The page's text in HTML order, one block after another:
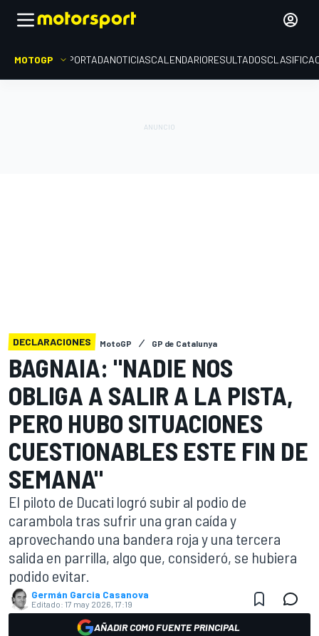
MOTOGP PORTADANOTICIASCALENDARIORESULTADOS
DECLARACIONES MotoGP GP de Catalunya
BAGNAIA: "NADIE NOS
OBLIGA A SALIR A LA PISTA,
PERO HUBO SITUACIONES
CUESTIONABLES ESTE FIN DE
SEMANA"
El piloto de Ducati logró subir al podio de
carambola tras sufrir una gran caída y
aprovechando una bandera roja y una tercera
salida en parrilla, algo que, consideró, se hubiera
podido evitar.
Germán Garcia Casanova
Editado: 17 may 2026, 17:19
AÑADIR COMO FUENTE PRINCIPAL